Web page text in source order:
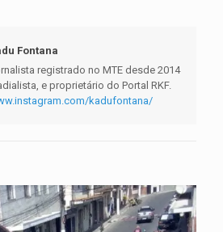
Fontana
registrado no MTE desde 2014
e proprietário do Portal RKF.
kadufontana/